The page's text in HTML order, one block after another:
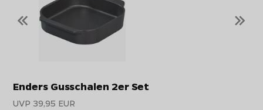
« »
Enders Gusschalen 2er Set
UVP 39,95 EUR